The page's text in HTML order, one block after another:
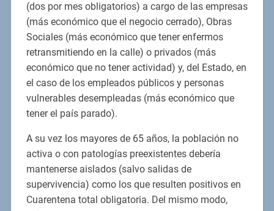
(dos por mes obligatorios) a cargo de las empresas
(más económico que el negocio cerrado), Obras
Sociales (más económico que tener enfermos
retransmitiendo en la calle) o privados (más
económico que no tener actividad) y, del Estado, en
el caso de los empleados públicos y personas
vulnerables desempleadas (más económico que
tener el país parado).
A su vez los mayores de 65 años, la población no
activa o con patologías preexistentes debería
mantenerse aislados (salvo salidas de
supervivencia) como los que resulten positivos en
Cuarentena total obligatoria. Del mismo modo,